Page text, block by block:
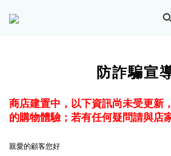
防詐騙宣
商店建置中，以下資訊尚未受更新
的購物體驗；若有任何疑問請與店
親愛的顧客您好